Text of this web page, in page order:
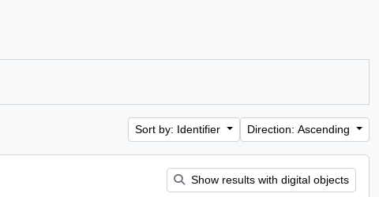
Sort by: Identifier Direction: Ascending
Show results with digital objects